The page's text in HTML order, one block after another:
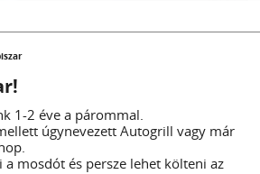
1-2 éve a párommal.
úgynevezett Autogrill vagy már
a mosdót és persze lehet költeni az